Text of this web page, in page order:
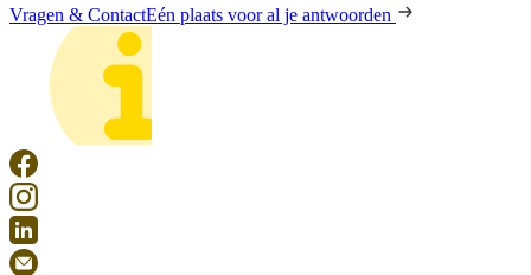
Vragen & ContactEén plaats voor al je antwoorden